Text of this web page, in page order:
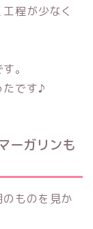
程が少なく
。
たです♪
ーガリンも
ものを見か